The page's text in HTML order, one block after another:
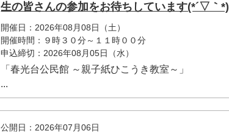
生の皆さんの参加をお待ちしています(*´▽｀*)
開催日：2026年08月08日（土）
開催時間：９時３０分～１１時００分
申込締切：2026年08月05日（水）
「春光台公民館 ～親子紙ひこうき教室～」
...
公開日：2026年07月06日